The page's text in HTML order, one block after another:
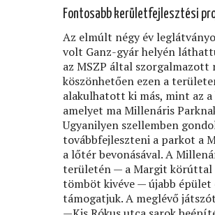
Fontosabb kerületfejlesztési
Az elmúlt négy év
volt Ganz-gyár helyén
az MSZP által szorgalmazott
köszönhetően ezen a
alakulhatott ki más, mint az
amelyet ma Millenáris
Ugyanilyen szellemben
továbbfejleszteni a parkot a
a lőtér bevonásával. A
területén — a Margit körúttal
tömböt kivéve — újabb
támogatjuk. A meglévő